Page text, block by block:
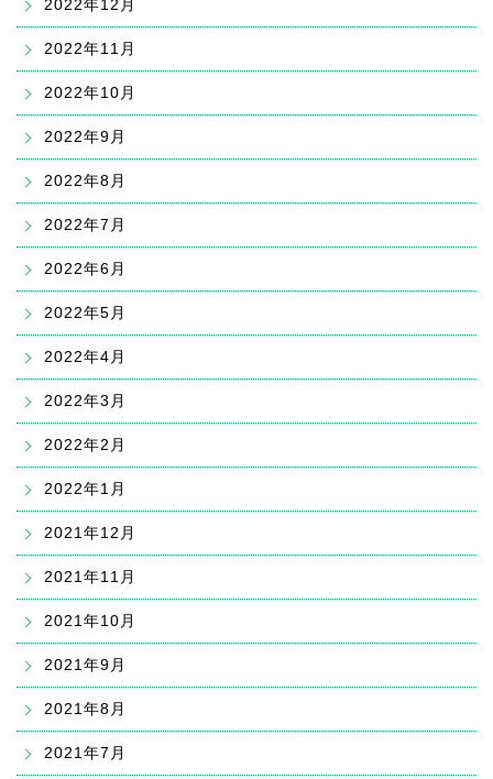
2022年12月
2022年11月
2022年10月
2022年9月
2022年8月
2022年7月
2022年6月
2022年5月
2022年4月
2022年3月
2022年2月
2022年1月
2021年12月
2021年11月
2021年10月
2021年9月
2021年8月
2021年7月